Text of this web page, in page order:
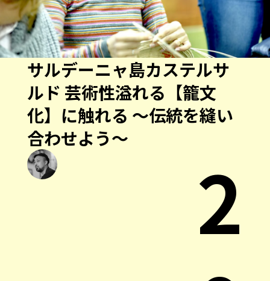
サルデーニャ島カステルサ
ルド 芸術性溢れる【籠文
化】に触れる 〜伝統を縫い
合わせよう〜
2